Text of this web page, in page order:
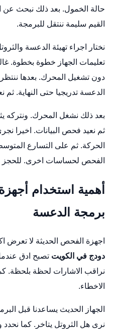
حالة الخمول. بعد ذلك نبحث عن
القيم سليمة ننتقل للبرمجة.
نختار اجراء تهيئة الدعسة
تعليمات الجهاز خطوة بخطوة.
دون تشغيل المحرك. بعدها ننتظر
الدعسة تدريجيا حتى النهاية. ثم
بعد ذلك نشغل المحرك. ونتركه
ثم نعيد فحص البيانات. اخيرا
الحركة. ثم على التسارع
الفحص لحساسات اخرى. للحجز اتصل
أهمية استخدام
برمجة الدعسة
اجهزة الفحص الحديثة لا تعرض
دودج في الكويت تصبح ادق
نراقب الاشارات لحظة بلحظة.
الاخطاء.
الجهاز الحديث يساعدنا قبل
نرى هل الثروتل يتاخر. كما